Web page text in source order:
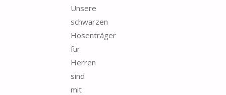
Unsere
schwarzen
Hosenträger
für
Herren
sind
mit